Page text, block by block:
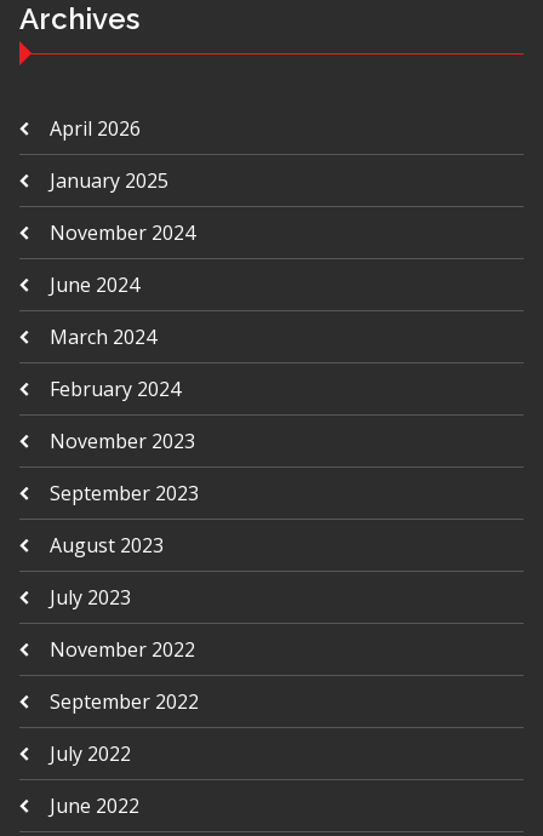
Archives
April 2026
January 2025
November 2024
June 2024
March 2024
February 2024
November 2023
September 2023
August 2023
July 2023
November 2022
September 2022
July 2022
June 2022